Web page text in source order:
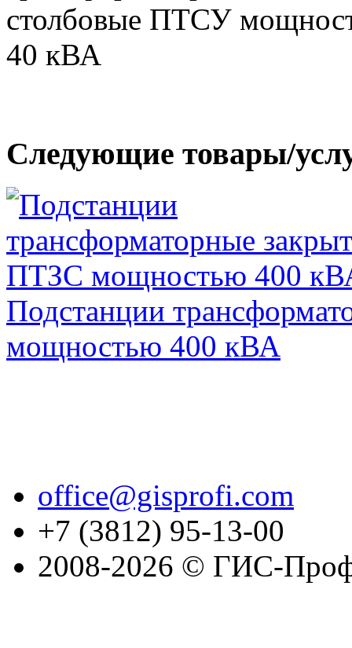
Следующие товары/
Подстанции
мощностью 400 кВА
office@gisprofi.com
+7 (3812) 95-13-00
2008-2026 © ГИС-